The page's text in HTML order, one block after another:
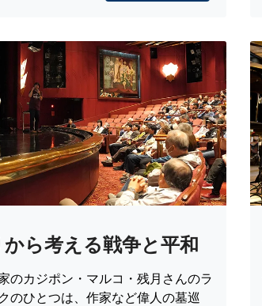
ら考える戦争と平和
のカジポン・マルコ・残月さんのラ
のひとつは、作家など偉人の墓巡